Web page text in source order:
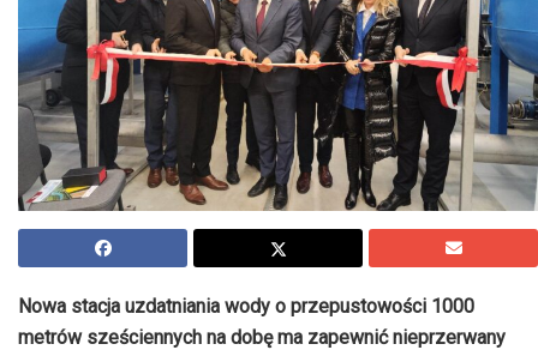
Nowa stacja uzdatniania wody o przepustowości 1000
metrów sześciennych na dobę ma zapewnić nieprzerwany